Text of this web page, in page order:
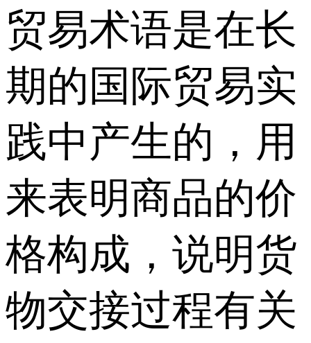
贸易术语是在长
期的国际贸易实
践中产生的，用
来表明商品的价
格构成，说明货
物交接过程有关